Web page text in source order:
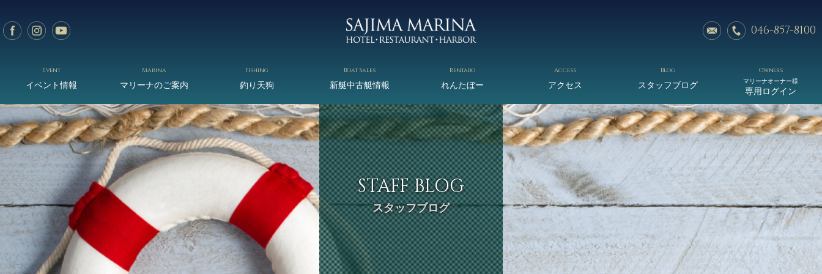
046-857-8100
Event
イベント情報
Marina
マリーナのご案内
Fishing
釣り天狗
Boat Sales
新艇中古艇情報
Rentabo
れんたぼー
Access
アクセス
Blog
スタッフブログ
Owners
マリーナオーナー様
専用ログイン
STAFF BLOG
スタッフブログ